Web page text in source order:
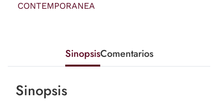
CONTEMPORANEA
SinopsisComentarios
Sinopsis